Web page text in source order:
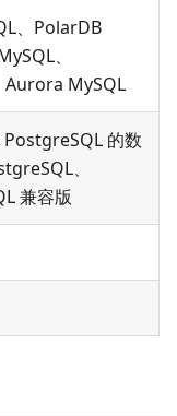
、PolarDB
、
Aurora MySQL
的数
、
兼容版